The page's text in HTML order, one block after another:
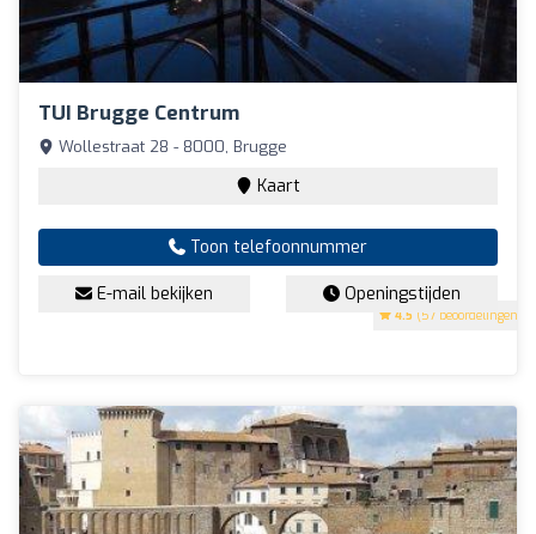
TUI Brugge Centrum
4.5 (57 beoordelingen)
Wollestraat 28 - 8000, Brugge
Kaart
Toon telefoonnummer
E-mail bekijken Openingstijden